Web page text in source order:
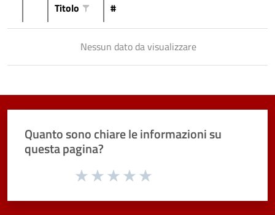
Titolo #
Nessun dato da visualizzare
Quanto sono chiare le informazioni su
questa pagina?
Valuta da 1 a 5 stelle la pagina